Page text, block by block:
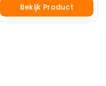
Bekijk Product